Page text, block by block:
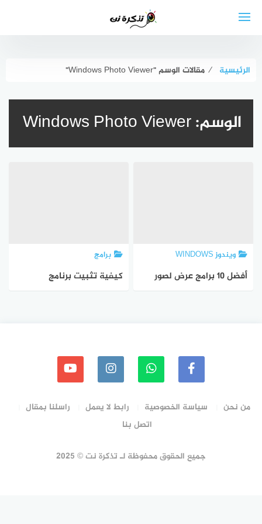
الرئيسية ⁄ مقالات الوسم "Windows Photo Viewer"
الوسم:Windows Photo Viewer
ويندوز WINDOWS
أفضل 10 برامج عرض لصور
برامج
كيفية تثبيت برنامج
من نحن سياسة الخصوصية رابط لا يعمل
راسلنا بمقال
اتصل بنا
جميع الحقوق محفوظة لـ تذكرة نت © 2025